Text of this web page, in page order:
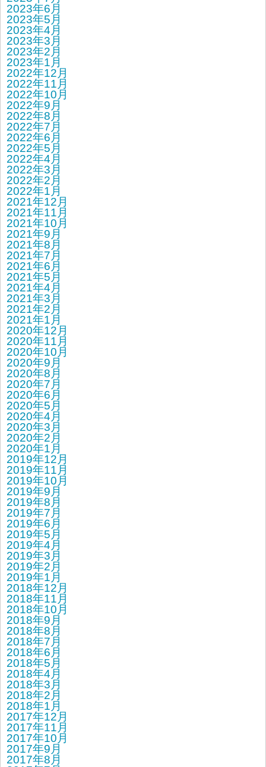
2023年6月
2023年5月
2023年4月
2023年3月
2023年2月
2023年1月
2022年12月
2022年11月
2022年10月
2022年9月
2022年8月
2022年7月
2022年6月
2022年5月
2022年4月
2022年3月
2022年2月
2022年1月
2021年12月
2021年11月
2021年10月
2021年9月
2021年8月
2021年7月
2021年6月
2021年5月
2021年4月
2021年3月
2021年2月
2021年1月
2020年12月
2020年11月
2020年10月
2020年9月
2020年8月
2020年7月
2020年6月
2020年5月
2020年4月
2020年3月
2020年2月
2020年1月
2019年12月
2019年11月
2019年10月
2019年9月
2019年8月
2019年7月
2019年6月
2019年5月
2019年4月
2019年3月
2019年2月
2019年1月
2018年12月
2018年11月
2018年10月
2018年9月
2018年8月
2018年7月
2018年6月
2018年5月
2018年4月
2018年3月
2018年2月
2018年1月
2017年12月
2017年11月
2017年10月
2017年9月
2017年8月